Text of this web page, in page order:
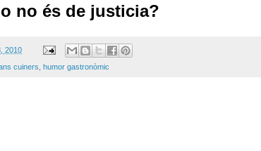
no és de justicia?
2010
cuiners humor gastronòmic